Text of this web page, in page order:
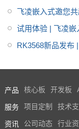
飞凌嵌入式邀您
试用体验 | 飞凌
RK3568新品发布
产品 核心板 开发板
服务 项目定制 技术
资讯 公司动态 行业